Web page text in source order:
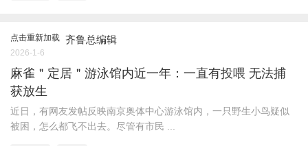
点击重新加载 齐鲁总编辑
2026-1-6
麻雀＂定居＂游泳馆内近一年：一直有投喂 无法捕
获放生
近日，有网友发帖反映南京奥体中心游泳馆内，一只野生小鸟疑似
被困，怎么都飞不出去。尽管有市民 ...